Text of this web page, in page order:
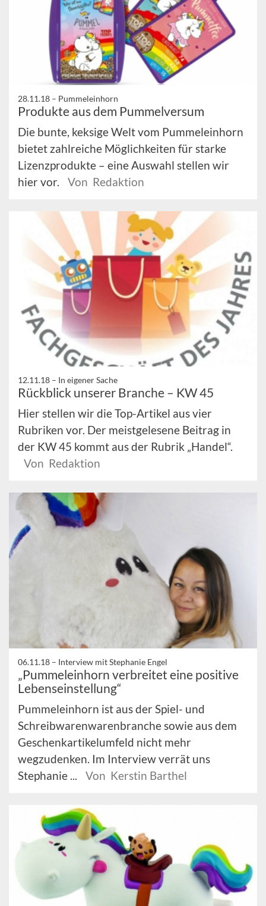
28.11.18 – Pummeleinhorn
Produkte aus dem Pummelversum
Die bunte, keksige Welt vom Pummeleinhorn
bietet zahlreiche Möglichkeiten für starke
Lizenzprodukte – eine Auswahl stellen wir
hier vor.
Von Redaktion
12.11.18 – In eigener Sache
Rückblick unserer Branche – KW 45
Hier stellen wir die Top-Artikel aus vier
Rubriken vor. Der meistgelesene Beitrag in
der KW 45 kommt aus der Rubrik „Handel“.
Von Redaktion
06.11.18 – Interview mit Stephanie Engel
„Pummeleinhorn verbreitet eine positive
Lebenseinstellung“
Pummeleinhorn ist aus der Spiel- und
Schreibwarenwarenbranche sowie aus dem
Geschenkartikelumfeld nicht mehr
wegzudenken. Im Interview verrät uns
Stephanie ...
Von Kerstin Barthel